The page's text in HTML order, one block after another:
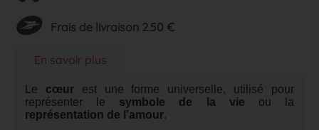
Frais de livraison 2.50 €
En savoir plus
Le cœur est une forme universelle, utilisé pour
représenter le symbole de la vie ou la
représentation de l’amour.